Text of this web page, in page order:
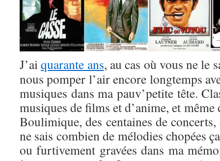
J’aiquarante ans, au cas où vous ne le
nous pomper l’air encore longtemps
musiques dans ma pauv’petite tête.
musiques de films et d’anime, et
Boulimique, des centaines de
ne sais combien de mélodies chopées
ou furtivement gravées dans ma